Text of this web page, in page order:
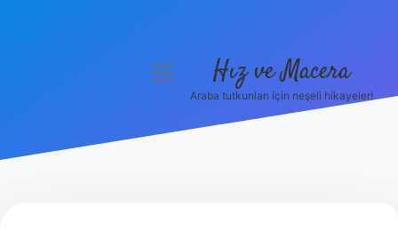
menüyü
Hız ve Macera
Araba tutkunları için neşeli hikayeler!